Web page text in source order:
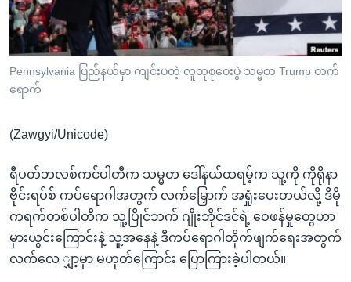
စာမျက်နှာ
သို့
ကျော်
ကြည့်
ရန်
ရန်
သို့
ကျော်
ရန်
ဗွီအိုအေ လူမှုကွန်ယက်များ
Pennsylvania ပြည်နယ်မှာ ကျင်းပတဲ့ လူထုစုဝေးပွဲ သမ္မတ Trump တက်
ရောက်
(Zawgyi/Unicode)
ရီပတ်ဘလစ်ကင်ပါတီက သမ္မတ ဒေါ်နယ်ထရမ့်က သူ့ကို ကိုရိုနာ
ဗိုင်းရပ်စ် ကပ်ရောဂါအတွက် လက်မြှောက် အရှုံးပေးတယ်လို့ ဒီမို
ကရက်တစ်ပါတီက သူ့ပြိုင်ဘက် ဂျိုးဘိုင်ဒင်ရဲ့ ဝေဖန်မှုတွေဟာ
မှားယွင်းကြောင်းနဲ့ သူ့အနေနဲ့ ဒီကပ်ရောဂါတိုက်ဖျက်ရေးအတွက်
လက်လေ ျှာ့မှာ မဟုတ်ကြောင်း ပြောကြားခဲ့ပါတယ်။